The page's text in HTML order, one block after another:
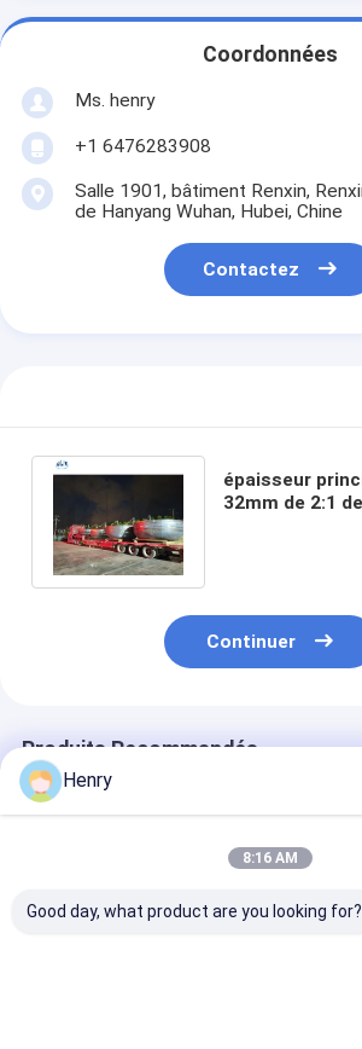
Coordonnées
Ms. henry
+1 6476283908
Salle 1901, bâtiment Renxin,
de Hanyang Wuhan, Hubei, Chine
Contactez
épaisseur
32mm de 2:1
Continuer
Produits Recommandés
Henry
8:16 AM
Good day, what product are you looking for?